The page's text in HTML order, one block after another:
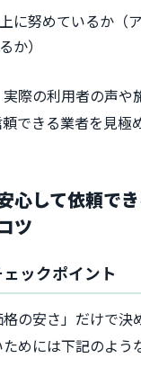
に努めているか（
か）
際の利用者の声や
できる業者を見極
心して依頼で
ツ
ックポイント
の安さ」だけで決
めには下記のよう